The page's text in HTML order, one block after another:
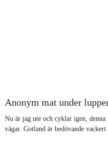
Anonym mat under
Nu är jag ute och cyklar igen,
vägar. Gotland är bedövande